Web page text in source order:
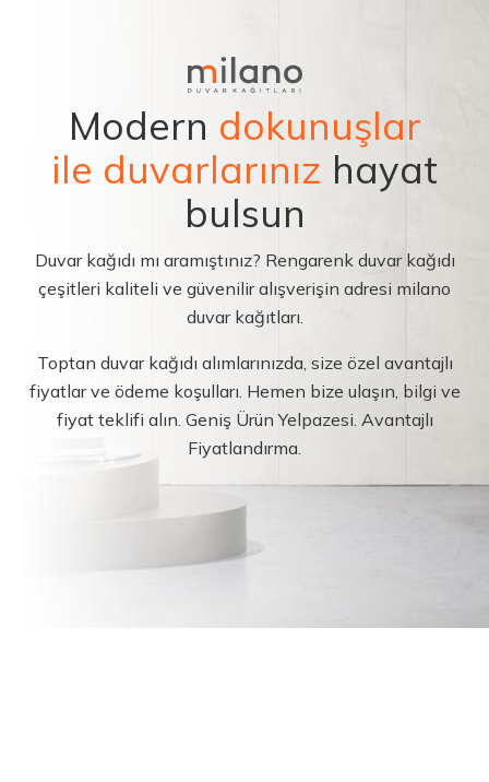
Modern dokunuşlar
ile duvarlarınız hayat
bulsun
Duvar kağıdı mı aramıştınız? Rengarenk duvar kağıdı
çeşitleri kaliteli ve güvenilir alışverişin adresi milano
duvar kağıtları.
Toptan duvar kağıdı alımlarınızda, size özel avantajlı
fiyatlar ve ödeme koşulları. Hemen bize ulaşın, bilgi ve
fiyat teklifi alın. Geniş Ürün Yelpazesi. Avantajlı
Fiyatlandırma.